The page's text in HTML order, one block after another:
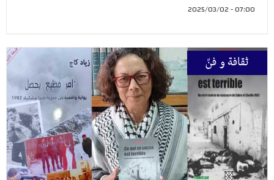
07:00 - 2025/03/02
ثقافة و فنّ